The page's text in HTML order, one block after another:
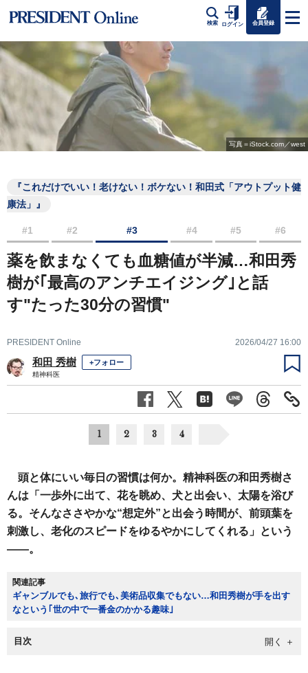
検索 ログイン 会員登録
写真＝iStock.com／west
『これだけでいい！老けない！ボケない！和田式「アウトプット健
康法」』
#1 #2 #3 #4 #5 #6
薬を飲まなくても血糖値が半減…和田秀
樹が｢最高のアンチエイジング｣と話
す"たった30分の習慣"
PRESIDENT Online 2026/04/27 16:00
和田 秀樹 +フォロー
精神科医
1 2 3 4
頭と体にいい毎日の習慣は何か。精神科医の和田秀樹さ
んは「一歩外に出て、花を眺め、犬と出会い、太陽を浴び
る。そんなささやかな“想定外”と出会う時間が、前頭葉を
刺激し、老化のスピードをゆるやかにしてくれる」という
――。
関連記事
ギャンブルでも､旅行でも､美術品収集でもない…和田秀樹が手を出す
なという｢世の中で一番金のかかる趣味｣
目次